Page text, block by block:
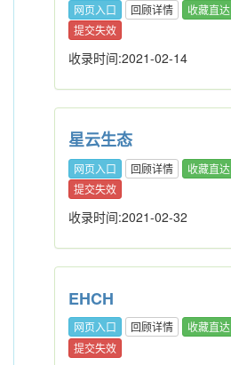
网页入口 回顾详情
收藏直达
提交失效
收录时间:2021-02-14
星云生态
网页入口 回顾详情
收藏直达
提交失效
收录时间:2021-02-32
EHCH
网页入口 回顾详情
收藏直达
提交失效